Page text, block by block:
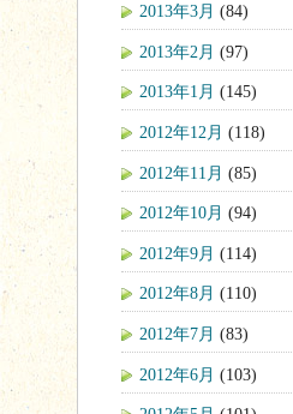
2013年3月 (84)
2013年2月 (97)
2013年1月 (145)
2012年12月 (118)
2012年11月 (85)
2012年10月 (94)
2012年9月 (114)
2012年8月 (110)
2012年7月 (83)
2012年6月 (103)